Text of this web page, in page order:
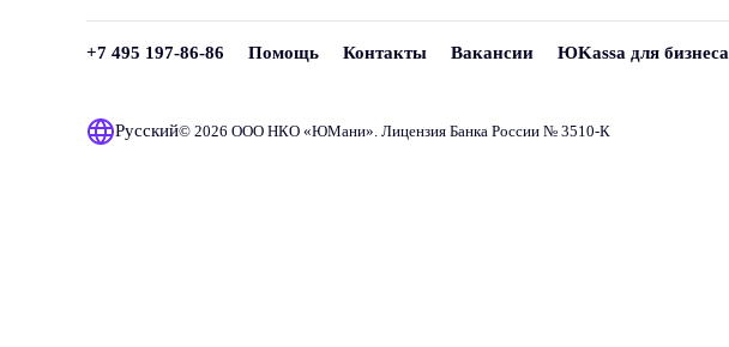
+7 495 197-86-86 Помощь Контакты Вакансии ЮKassa для бизнеса
Русский© 2026 ООО НКО «ЮМани». Лицензия Банка России № 3510‑К